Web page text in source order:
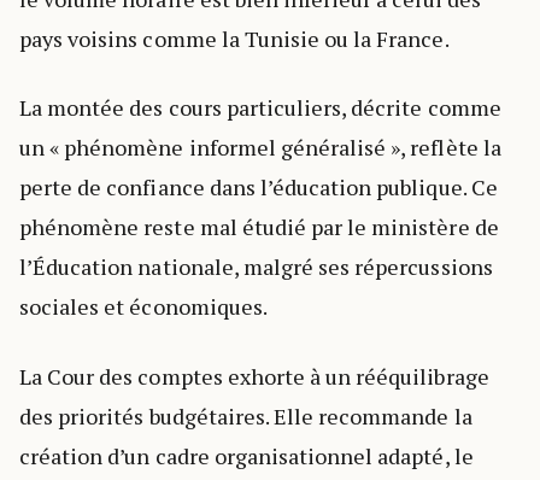
pays voisins comme la Tunisie ou la France.
La montée des cours particuliers, décrite comme
un « phénomène informel généralisé », reflète la
perte de confiance dans l’éducation publique. Ce
phénomène reste mal étudié par le ministère de
l’Éducation nationale, malgré ses répercussions
sociales et économiques.
La Cour des comptes exhorte à un rééquilibrage
des priorités budgétaires. Elle recommande la
création d’un cadre organisationnel adapté, le